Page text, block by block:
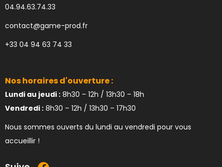
04.94.63.74.33
contact@game-prod.fr
+33 04 94 63 74 33
Nos horaires d'ouverture :
Lundi au jeudi : 8h30 – 12h / 13h30 – 18h
Vendredi : 8h30 – 12h / 13h30 – 17h30
Nous sommes ouverts du lundi au vendredi pour vous
accueillir !